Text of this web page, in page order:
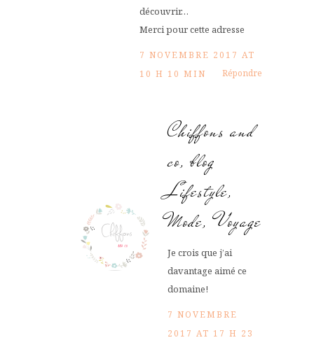
découvrir…
Merci pour cette adresse
7 NOVEMBRE 2017 AT
10 H 10 MIN
Répondre
Chiffons and
co, blog
Lifestyle,
Mode, Voyage
Je crois que j’ai
davantage aimé ce
domaine!
7 NOVEMBRE
2017 AT 17 H 23